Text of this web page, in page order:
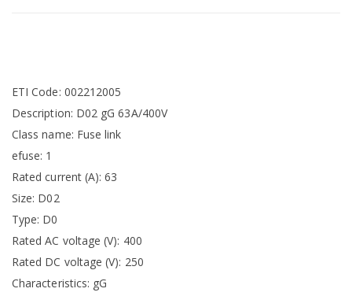
ETI Code: 002212005
Description: D02 gG 63A/400V
Class name: Fuse link
efuse: 1
Rated current (A): 63
Size: D02
Type: D0
Rated AC voltage (V): 400
Rated DC voltage (V): 250
Characteristics: gG